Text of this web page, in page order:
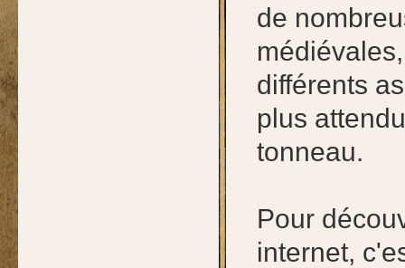
de
différents
plus
tonneau.
Pour
internet,